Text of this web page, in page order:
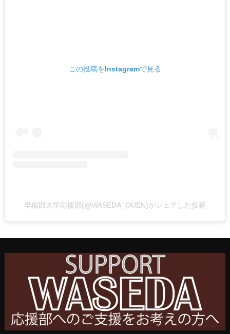
この投稿をInstagramで見る
早稲田大学応援部(@WASEDA_OUEN)がシェアした投稿